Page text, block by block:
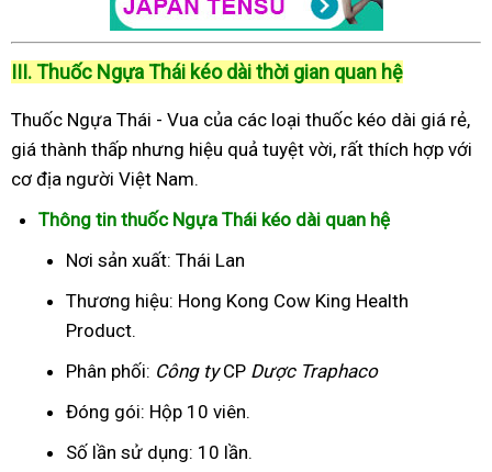
III. Thuốc Ngựa Thái kéo dài thời gian quan hệ
Thuốc Ngựa Thái - Vua của các loại thuốc kéo dài giá rẻ,
giá thành thấp nhưng hiệu quả tuyệt vời, rất thích hợp với
cơ địa người Việt Nam.
Thông tin thuốc Ngựa Thái kéo dài quan hệ
Nơi sản xuất: Thái Lan
Thương hiệu: Hong Kong Cow King Health
Product.
Phân phối: Công tyCP Dược Traphaco
Đóng gói: Hộp 10 viên.
Số lần sử dụng: 10 lần.